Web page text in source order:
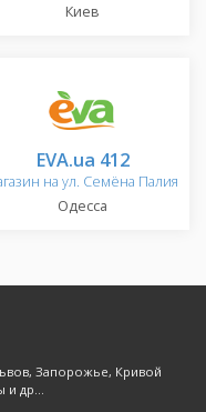
Киев
EVA.ua 412
на ул. Семёна Палия
Одесса
Запорожье, Кривой
и др...